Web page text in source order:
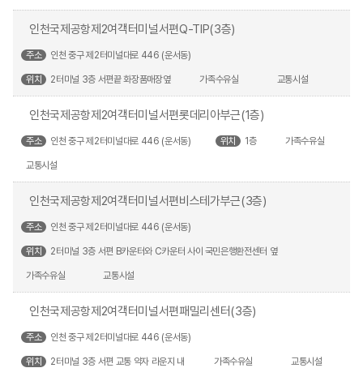
인천국제공항제2여객터미널서편Q-TIP(3층)
주소 인천 중구 제2터미널대로 446 (운서동)
위치 2터미널 3층 서편끝 화장품매장옆 가족수유실 교통시설
인천국제공항제2여객터미널서편롯데리아부근(1층)
주소 인천 중구 제2터미널대로 446 (운서동) 위치 1층 가족수유실
교통시설
인천국제공항제2여객터미널서편비스테가부근(3층)
주소 인천 중구 제2터미널대로 446 (운서동)
위치 2터미널 3층 서편 B카운터와 C카운터 사이 국민은행환전센터 옆
가족수유실 교통시설
인천국제공항제2여객터미널서편패밀리센터(3층)
주소 인천 중구 제2터미널대로 446 (운서동)
위치 2터미널 3층 서편 교통 약자 라운지 내 가족수유실 교통시설